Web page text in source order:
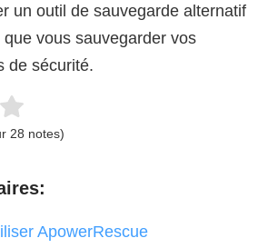
un outil de sauvegarde alternatif
vous sauvegarder vos
de sécurité.
28 notes)
ApowerRescue